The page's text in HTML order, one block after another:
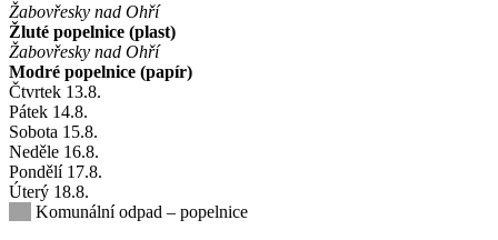
Žabovřesky nad Ohří
Žluté popelnice (plast)
Žabovřesky nad Ohří
Modré popelnice (papír)
Čtvrtek 13.8.
Pátek 14.8.
Sobota 15.8.
Neděle 16.8.
Pondělí 17.8.
Úterý 18.8.
Komunální odpad – popelnice